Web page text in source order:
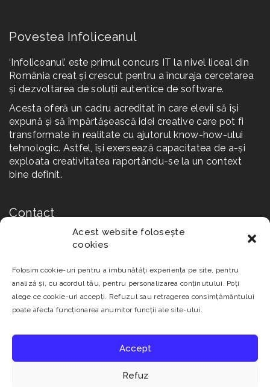
Acest website folosește
cookies
Folosim cookie-uri pentru a îmbunătăți experiența pe site, pentru
analiză și, cu acordul tău, pentru personalizarea conținutului. Poți
alege ce cookie-uri accepți. Refuzul sau retragerea consimțământului
poate afecta funcționarea anumitor funcții ale site-ului.
Accept
Refuz
Povestea Infoliceanul
‘Infoliceanul’ este primul concurs IT la nivel liceal din
România creat și crescut pentru a încuraja cercetarea
și dezvoltarea de soluții autentice de software.
Acesta oferă un cadru acreditat în care elevii să își
expună și să împărtășească idei creative care pot fi
transformate în realitate cu ajutorul know-how-ului
tehnologic. Astfel, își exersează capacitatea de a-și
exploata creativitatea raportându-se la un context
bine definit.
Contact
Str. Reconstrucției Nr. 2A, 550129 Sibiu
infoliceanul [at] infoliceanul [dot] ro